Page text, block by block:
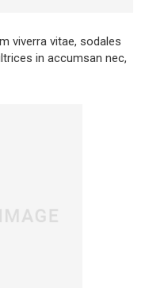
viverra vitae, sodales
in accumsan nec,